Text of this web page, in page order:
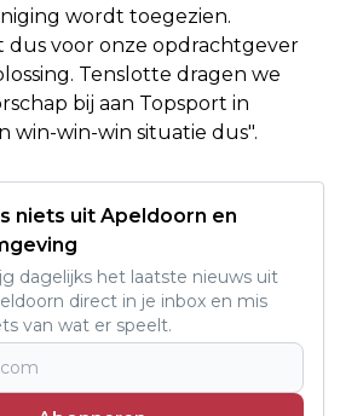
wordt toegezien.
dus voor onze opdrachtgever
Tenslotte dragen we
bij aan Topsport in
win-win-win situatie dus".
niets uit Apeldoorn en
dagelijks het laatste nieuws uit
direct in je inbox en mis
van wat er speelt.